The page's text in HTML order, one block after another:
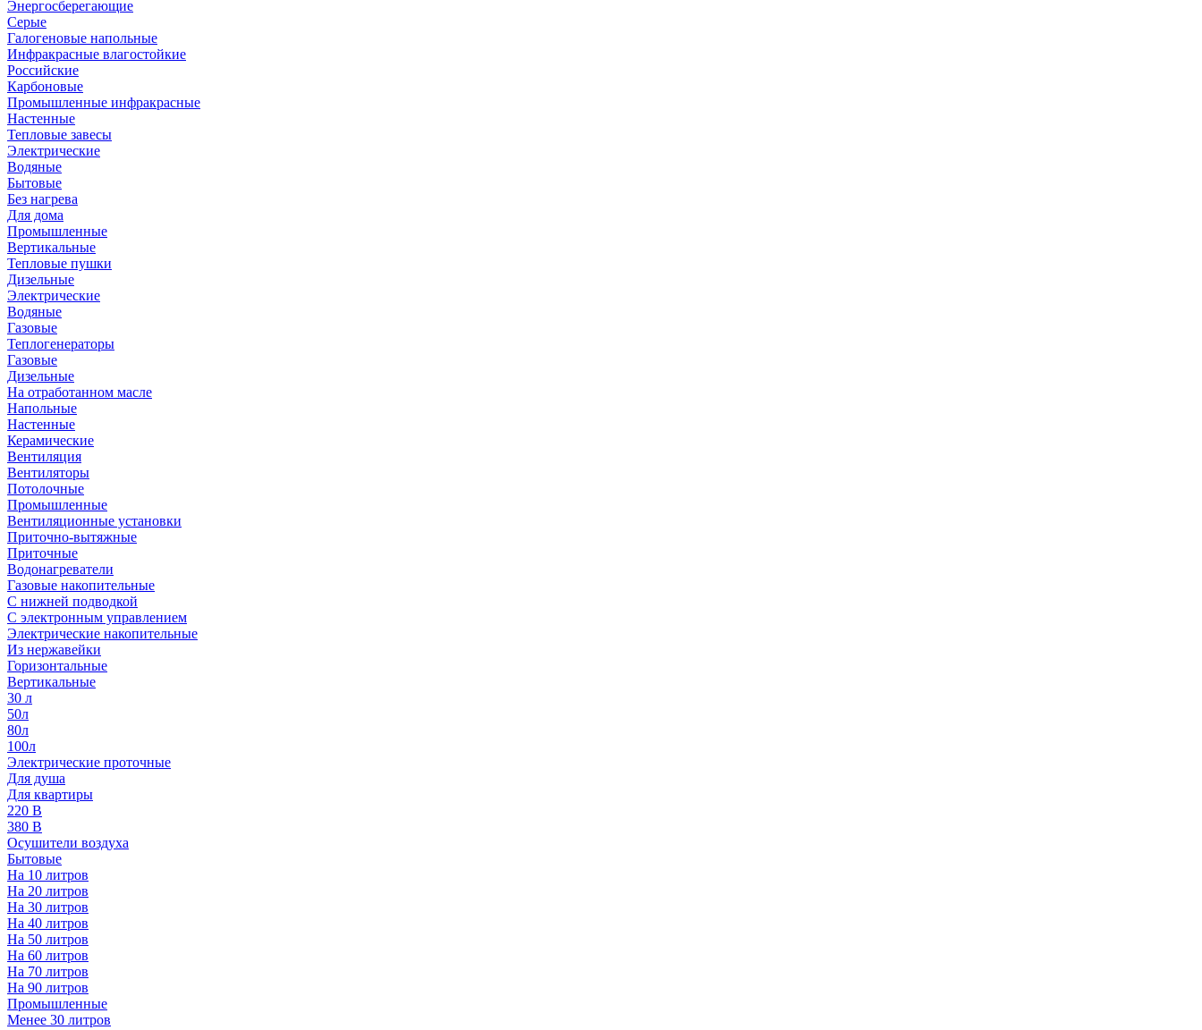
Энергосберегающие
Серые
Галогеновые напольные
Инфракрасные влагостойкие
Российские
Карбоновые
Промышленные инфракрасные
Настенные
Тепловые завесы
Электрические
Водяные
Бытовые
Без нагрева
Для дома
Промышленные
Вертикальные
Тепловые пушки
Дизельные
Электрические
Водяные
Газовые
Теплогенераторы
Газовые
Дизельные
На отработанном масле
Напольные
Настенные
Керамические
Вентиляция
Вентиляторы
Потолочные
Промышленные
Вентиляционные установки
Приточно-вытяжные
Приточные
Водонагреватели
Газовые накопительные
С нижней подводкой
С электронным управлением
Электрические накопительные
Из нержавейки
Горизонтальные
Вертикальные
30 л
50л
80л
100л
Электрические проточные
Для душа
Для квартиры
220 В
380 В
Осушители воздуха
Бытовые
На 10 литров
На 20 литров
На 30 литров
На 40 литров
На 50 литров
На 60 литров
На 70 литров
На 90 литров
Промышленные
Менее 30 литров